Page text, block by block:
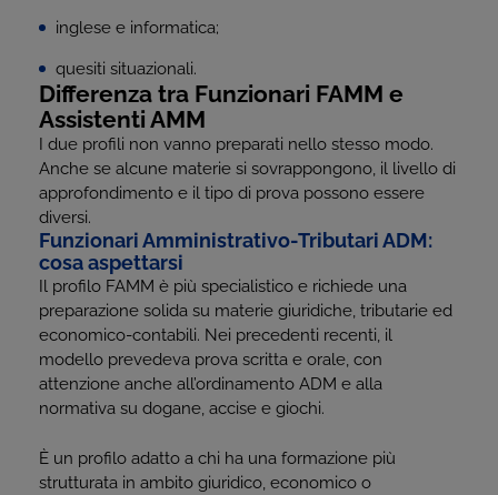
inglese e informatica;
quesiti situazionali.
Differenza tra Funzionari FAMM e
Assistenti AMM
I due profili non vanno preparati nello stesso modo.
Anche se alcune materie si sovrappongono, il livello di
approfondimento e il tipo di prova possono essere
diversi.
Funzionari Amministrativo-Tributari ADM:
cosa aspettarsi
Il profilo FAMM è più specialistico e richiede una
preparazione solida su materie giuridiche, tributarie ed
economico-contabili. Nei precedenti recenti, il
modello prevedeva prova scritta e orale, con
attenzione anche all’ordinamento ADM e alla
normativa su dogane, accise e giochi.
È un profilo adatto a chi ha una formazione più
strutturata in ambito giuridico, economico o